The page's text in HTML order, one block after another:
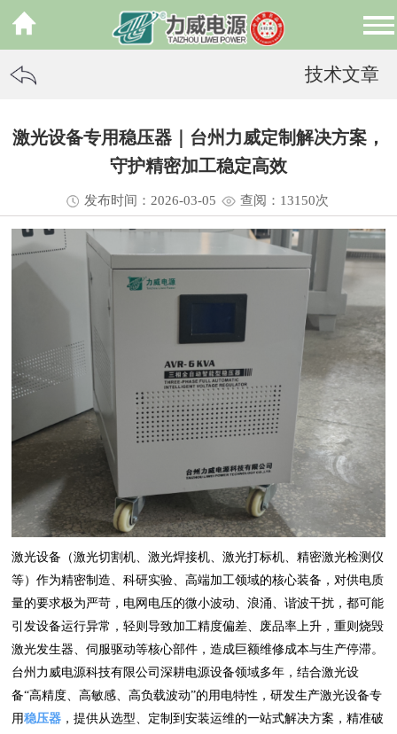
技术文章
激光设备专用稳压器｜台州力威定制解决方案，
守护精密加工稳定高效
发布时间：2026-03-05 查阅：13150次
激光设备（激光切割机、激光焊接机、激光打标机、精密激光检测仪
等）作为精密制造、科研实验、高端加工领域的核心装备，对供电质
量的要求极为严苛，电网电压的微小波动、浪涌、谐波干扰，都可能
引发设备运行异常，轻则导致加工精度偏差、废品率上升，重则烧毁
激光发生器、伺服驱动等核心部件，造成巨额维修成本与生产停滞。
台州力威电源科技有限公司深耕电源设备领域多年，结合激光设
备“高精度、高敏感、高负载波动”的用电特性，研发生产激光设备专
用稳压器 ，提供从选型、定制到安装运维的一站式解决方案，精准破